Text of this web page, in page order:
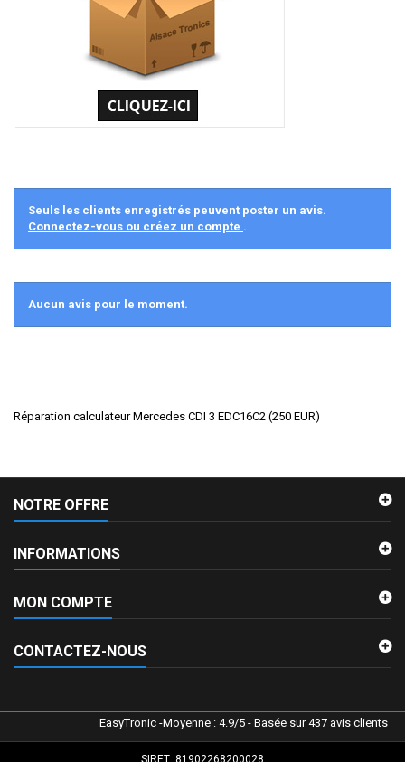
Seuls les clients enregistrés peuvent poster un avis.
Connectez-vous ou créez un compte .
Aucun avis pour le moment.
Réparation calculateur Mercedes CDI 3 EDC16C2 (250 EUR)
NOTRE OFFRE
INFORMATIONS
SIRET: 81902268200028
MON COMPTE
CONTACTEZ-NOUS
EasyTronic-Moyenne : 4.9/5- Basée sur437avis clients